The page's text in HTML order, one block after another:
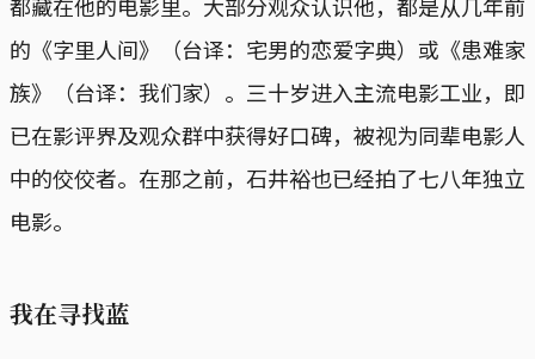
都藏在他的电影里。大部分观众认识他，都是从几年前
的《字里人间》（台译：宅男的恋爱字典）或《患难家
族》（台译：我们家）。三十岁进入主流电影工业，即
已在影评界及观众群中获得好口碑，被视为同辈电影人
中的佼佼者。在那之前，石井裕也已经拍了七八年独立
电影。
我在寻找蓝